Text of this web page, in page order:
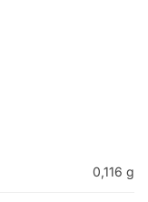
0,116 g